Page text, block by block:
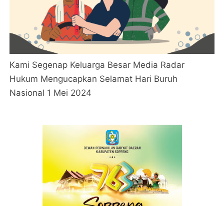
Kami Segenap Keluarga Besar Media Radar
Hukum Mengucapkan Selamat Hari Buruh
Nasional 1 Mei 2024